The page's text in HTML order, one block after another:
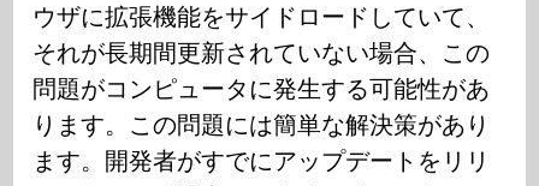
ウザに拡張機能をサイドロードしていて、
それが長期間更新されていない場合、この
問題がコンピュータに発生する可能性があ
ります。この問題には簡単な解決策があり
ます。開発者がすでにアップデートをリリ